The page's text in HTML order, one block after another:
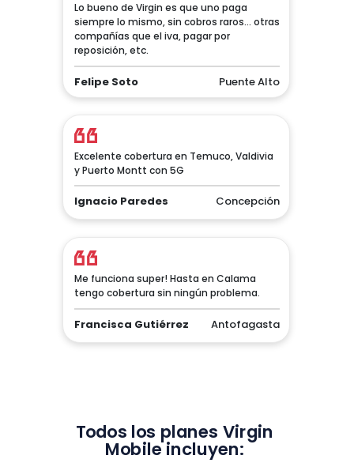
Todos los planes Virgin
Mobile incluyen:
Lo bueno de Virgin es que uno paga
siempre lo mismo, sin cobros raros... otras
compañías que el iva, pagar por
reposición, etc.
Felipe Soto Puente Alto
Excelente cobertura en Temuco, Valdivia
y Puerto Montt con 5G
Ignacio Paredes Concepción
Me funciona super! Hasta en Calama
tengo cobertura sin ningún problema.
Francisca Gutiérrez Antofagasta